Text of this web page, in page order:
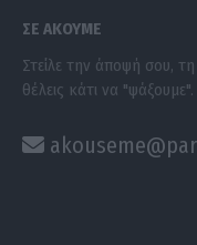
ΣΕ ΑΚΟΥΜΕ
Στείλε την άποψή σου,
θέλεις κάτι να "ψάξουμε".